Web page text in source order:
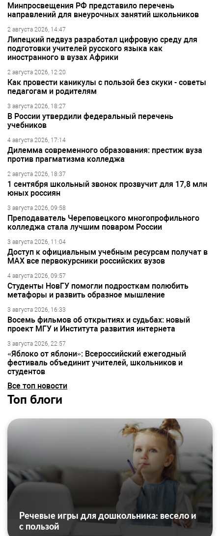
Минпросвещения РФ представило перечень
направлений для внеурочных занятий школьников
2 августа 2026, 14:47
Липецкий педвуз разработал цифровую среду для
подготовки учителей русского языка как
иностранного в вузах Африки
2 августа 2026, 12:20
Как провести каникулы с пользой без скуки - советы
педагогам и родителям
3 августа 2026, 18:27
В России утвердили федеральный перечень
учебников
4 августа 2026, 17:14
Дилемма современного образования: престиж вуза
против прагматизма колледжа
2 августа 2026, 18:37
1 сентября школьный звонок прозвучит для 17,8 млн
юных россиян
3 августа 2026, 09:58
Преподаватель Череповецкого многопрофильного
колледжа стала лучшим поваром России
3 августа 2026, 11:04
Доступ к официальным учебным ресурсам получат в
МАХ все первокурсники российских вузов
4 августа 2026, 09:57
Студенты НовГУ помогли подросткам полюбить
метафоры и развить образное мышление
3 августа 2026, 16:33
Восемь фильмов об открытиях и судьбах: новый
проект МГУ и Института развития интернета
3 августа 2026, 22:57
«Яблоко от яблони»: Всероссийский ежегодный
фестиваль объединит учителей, школьников и
студентов
Все топ новости
Топ блоги
Речевые игры для дошкольника: весело и
с пользой